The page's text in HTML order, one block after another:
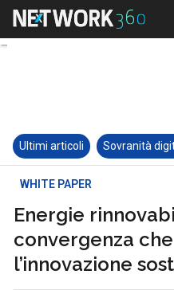
Ultimi articoli Sovranità
WHITE PAPER
Energie
convergenza
l’innovazione